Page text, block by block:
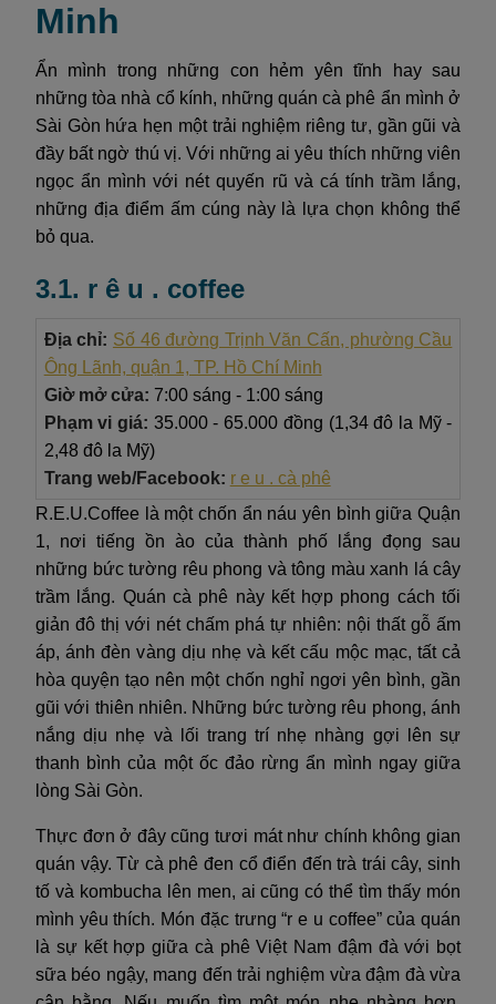
Minh
Ẩn mình trong những con hẻm yên tĩnh hay sau
những tòa nhà cổ kính, những quán cà phê ẩn mình ở
Sài Gòn hứa hẹn một trải nghiệm riêng tư, gần gũi và
đầy bất ngờ thú vị. Với những ai yêu thích những viên
ngọc ẩn mình với nét quyến rũ và cá tính trầm lắng,
những địa điểm ấm cúng này là lựa chọn không thể
bỏ qua.
3.1. r ê u . coffee
Địa chỉ: Số 46 đường Trịnh Văn Cấn, phường Cầu
Ông Lãnh, quận 1, TP. Hồ Chí Minh
Giờ mở cửa: 7:00 sáng - 1:00 sáng
Phạm vi giá: 35.000 - 65.000 đồng (1,34 đô la Mỹ -
2,48 đô la Mỹ)
Trang web/Facebook: r e u . cà phê
R.E.U.Coffee là một chốn ẩn náu yên bình giữa Quận
1, nơi tiếng ồn ào của thành phố lắng đọng sau
những bức tường rêu phong và tông màu xanh lá cây
trầm lắng. Quán cà phê này kết hợp phong cách tối
giản đô thị với nét chấm phá tự nhiên: nội thất gỗ ấm
áp, ánh đèn vàng dịu nhẹ và kết cấu mộc mạc, tất cả
hòa quyện tạo nên một chốn nghỉ ngơi yên bình, gần
gũi với thiên nhiên. Những bức tường rêu phong, ánh
nắng dịu nhẹ và lối trang trí nhẹ nhàng gợi lên sự
thanh bình của một ốc đảo rừng ẩn mình ngay giữa
lòng Sài Gòn.
Thực đơn ở đây cũng tươi mát như chính không gian
quán vậy. Từ cà phê đen cổ điển đến trà trái cây, sinh
tố và kombucha lên men, ai cũng có thể tìm thấy món
mình yêu thích. Món đặc trưng “r e u coffee” của quán
là sự kết hợp giữa cà phê Việt Nam đậm đà với bọt
sữa béo ngậy, mang đến trải nghiệm vừa đậm đà vừa